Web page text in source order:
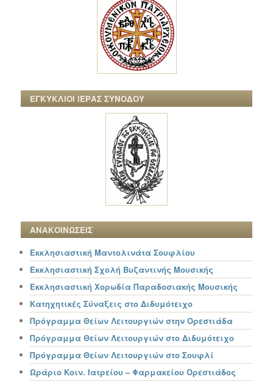
ΕΓΚΥΚΛΙΟΙ ΙΕΡΑΣ ΣΥΝΟΔΟΥ
ΑΝΑΚΟΙΝΩΣΕΙΣ
Εκκλησιαστική Μαντολινάτα Σουφλίου
Εκκλησιαστική Σχολή Βυζαντινής Μουσικής
Εκκλησιαστική Χορωδία Παραδοσιακής Μουσικής
Κατηχητικές Σύναξεις στο Διδυμότειχο
Πρόγραμμα Θείων Λειτουργιών στην Ορεστιάδα
Πρόγραμμα Θείων Λειτουργιών στο Διδυμότειχο
Πρόγραμμα Θείων Λειτουργιών στο Σουφλί
Ωράριο Κοιν. Ιατρείου – Φαρμακείου Ορεστιάδος